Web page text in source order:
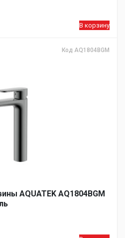
В корзину
Код AQ1804BGM
AQUATEK AQ1804BGM